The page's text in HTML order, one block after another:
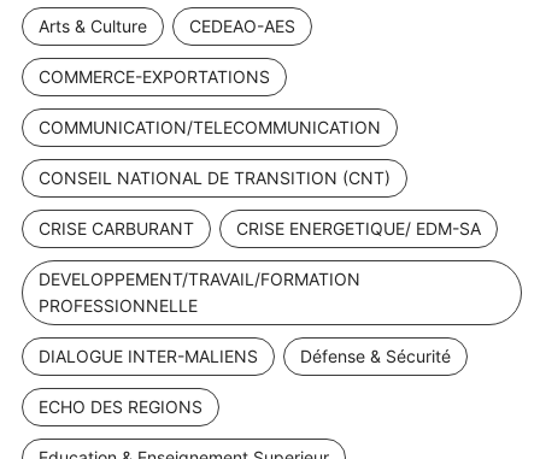
Arts & Culture CEDEAO-AES
COMMERCE-EXPORTATIONS
COMMUNICATION/TELECOMMUNICATION
CONSEIL NATIONAL DE TRANSITION (CNT)
CRISE CARBURANT CRISE ENERGETIQUE/ EDM-SA
DEVELOPPEMENT/TRAVAIL/FORMATION
PROFESSIONNELLE
DIALOGUE INTER-MALIENS Défense & Sécurité
ECHO DES REGIONS